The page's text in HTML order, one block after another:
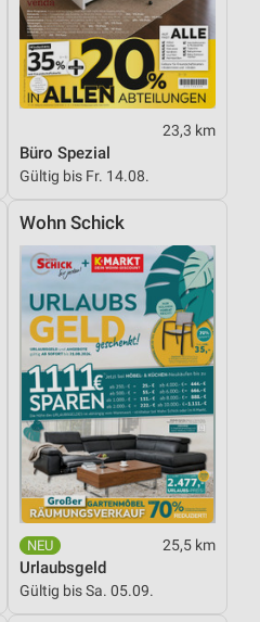
23,3 km
Büro Spezial
Gültig bis Fr. 14.08.
Wohn Schick
25,5 km
Urlaubsgeld
Gültig bis Sa. 05.09.